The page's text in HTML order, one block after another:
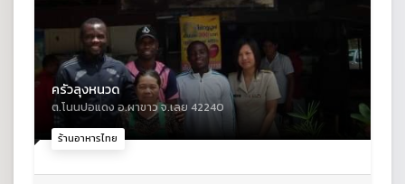
ร้านอาหารไทย
ครัวลุงหนวด
ต.โนนปอแดง อ.ผาขาว จ.เลย 42240